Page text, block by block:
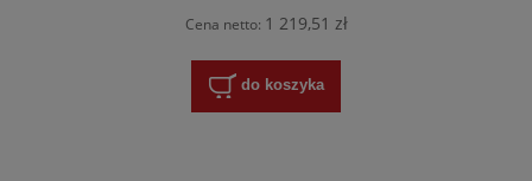
Cena netto: 1 219,51 zł
do koszyka